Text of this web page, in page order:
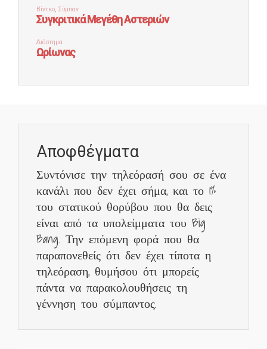
Αποφθέγματα
Συντόνισε την τηλεόρασή σου σε ένα
κανάλι που δεν έχει σήμα, και το 1%
του στατικού θορύβου που θα δεις
είναι από τα υπολείμματα του Big
Bang. Την επόμενη φορά που θα
παραπονεθείς ότι δεν έχει τίποτα η
τηλεόραση, θυμήσου ότι μπορείς
πάντα να παρακολουθήσεις τη
γέννηση του σύμπαντος.